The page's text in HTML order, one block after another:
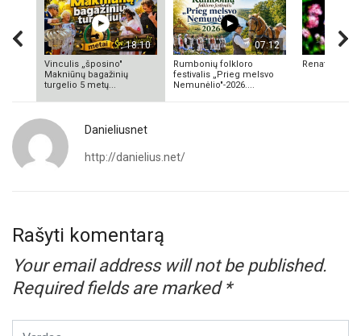
18:10
Vinculis „šposino"
Makniūnų bagažinių
turgelio 5 metų...
07:12
Rumbonių folkloro
festivalis „Prieg melsvo
Nemunėlio"-2026....
Renata
Danieliusnet
http://danielius.net/
Rašyti komentarą
Your email address will not be published.
Required fields are marked *